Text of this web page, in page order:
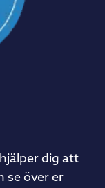
dig att
se över er